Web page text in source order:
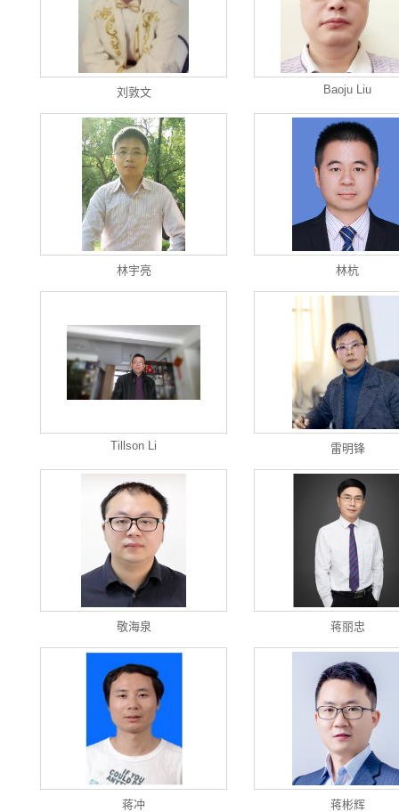
刘敦文 Baoju Liu
林宇亮 林杭
Tillson Li 雷明锋
敬海泉 蒋丽忠
蒋冲 蒋彬辉